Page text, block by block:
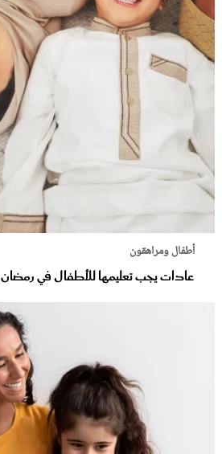
أطفال ومراهقون
عادات يجب تعليمها للأطفال في رمضان